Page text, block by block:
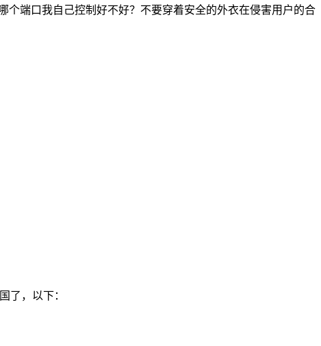
端口我自己控制好不好？不要穿着安全的外衣在侵害用户的合
了，以下：